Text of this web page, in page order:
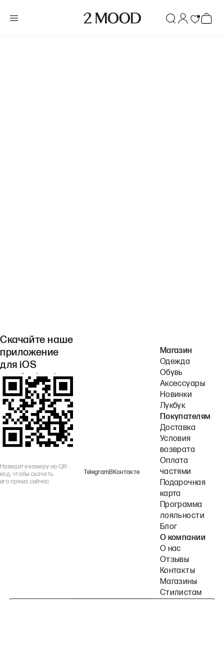
Скачайте наше
приложение
для iOS
или Android.
Наведите камеру на QR-
код, чтобы скачать
его прямо сейчас
TelegramВКонтакте
Магазин
Одежда
Обувь
Аксессуары
Новинки
Лукбук
Покупателям
Доставка
Условия
возврата
Оплата
частями
Подарочная
карта
Программа
лояльности
Блог
О компании
О нас
Отзывы
Контакты
Магазины
Стилистам